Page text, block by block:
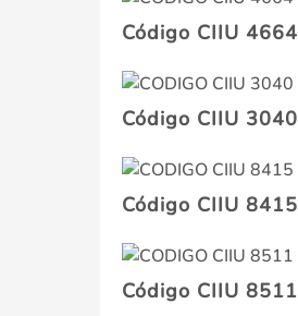
Código CIIU 4664
Código CIIU 3040
Código CIIU 8415
Código CIIU 8511